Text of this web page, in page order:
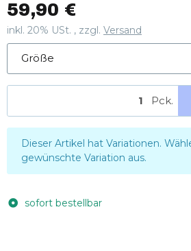
59,90 €
inkl. 20% USt. , zzgl. Versand
Größe
Pck.
xDieser Artikel hat Variationen.
gewünschte Variation aus.
sofort bestellbar